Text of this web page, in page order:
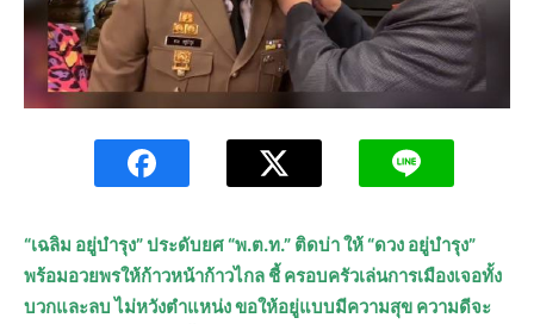
“เฉลิม อยู่บำรุง” ประดับยศ “พ.ต.ท.” ติดบ่า ให้ “ดวง อยู่บำรุง”
พร้อมอวยพรให้ก้าวหน้าก้าวไกล ชี้ ครอบครัวเล่นการเมืองเจอทั้ง
บวกและลบ ไม่หวังตำแหน่ง ขอให้อยู่แบบมีความสุข ความดีจะ